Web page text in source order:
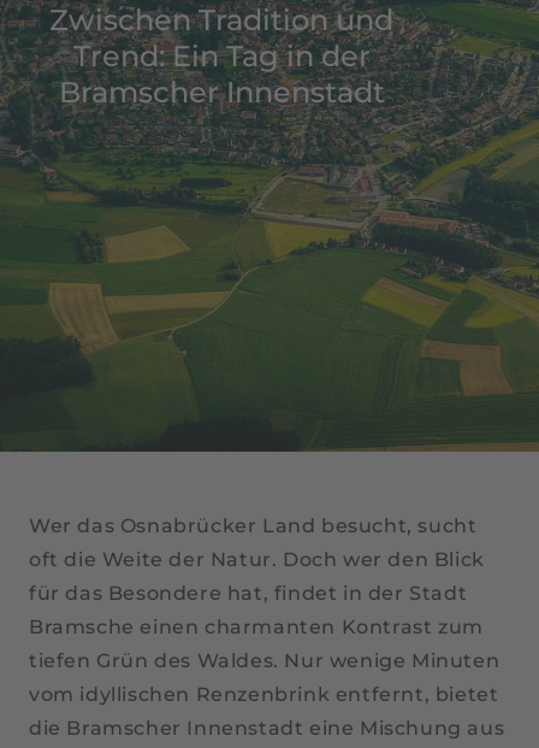
Zwischen Tradition und
Trend: Ein Tag in der
Bramscher Innenstadt
Wer das Osnabrücker Land besucht, sucht
oft die Weite der Natur. Doch wer den Blick
für das Besondere hat, findet in der Stadt
Bramsche einen charmanten Kontrast zum
tiefen Grün des Waldes. Nur wenige Minuten
vom idyllischen Renzenbrink entfernt, bietet
die Bramscher Innenstadt eine Mischung aus